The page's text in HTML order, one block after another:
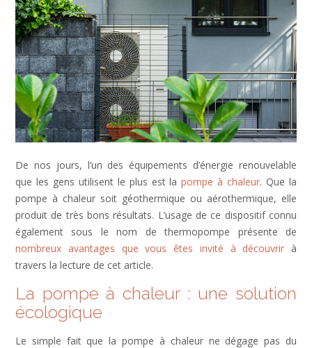
De nos jours, l’un des équipements d’énergie renouvelable
que les gens utilisent le plus est lapompe à chaleur. Que la
pompe à chaleur soit géothermique ou aérothermique, elle
produit de très bons résultats. L’usage de ce dispositif connu
également sous le nom de thermopompe présente de
nombreux avantages que vous êtes invité à découvrir à
travers la lecture de cet article.
La pompe à chaleur : une solution
écologique
Le simple fait que la pompe à chaleur ne dégage pas du